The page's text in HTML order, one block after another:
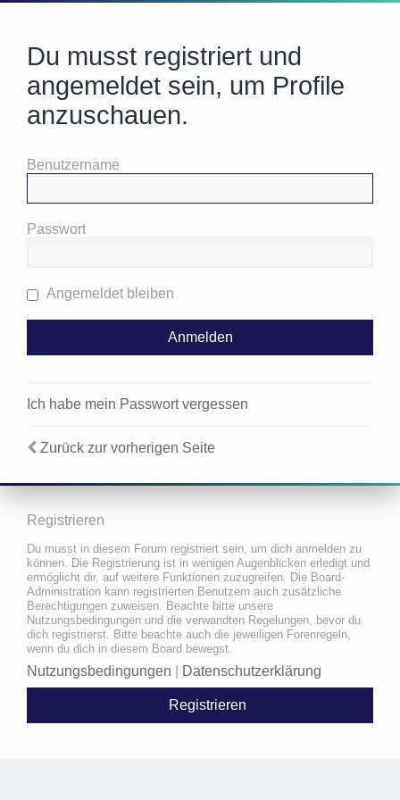
Du musst registriert und
angemeldet sein, um Profile
anzuschauen.
Benutzername
Passwort
Angemeldet bleiben
Ich habe mein Passwort vergessen
Zurück zur vorherigen Seite
Registrieren
Du musst in diesem Forum registriert sein, um dich anmelden zu
können. Die Registrierung ist in wenigen Augenblicken erledigt und
ermöglicht dir, auf weitere Funktionen zuzugreifen. Die Board-
Administration kann registrierten Benutzern auch zusätzliche
Berechtigungen zuweisen. Beachte bitte unsere
Nutzungsbedingungen und die verwandten Regelungen, bevor du
dich registrierst. Bitte beachte auch die jeweiligen Forenregeln,
wenn du dich in diesem Board bewegst.
Nutzungsbedingungen Datenschutzerklärung
Registrieren